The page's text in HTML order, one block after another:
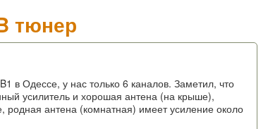
тюнер
в Одессе, у нас только 6 каналов. Заметил, что
усилитель и хорошая антена (на крыше),
родная антена (комнатная) имеет усиление около